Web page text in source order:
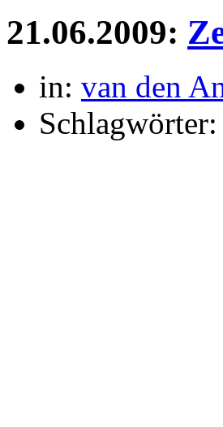
21.06.2009:
in: van den
Schlagwörter: